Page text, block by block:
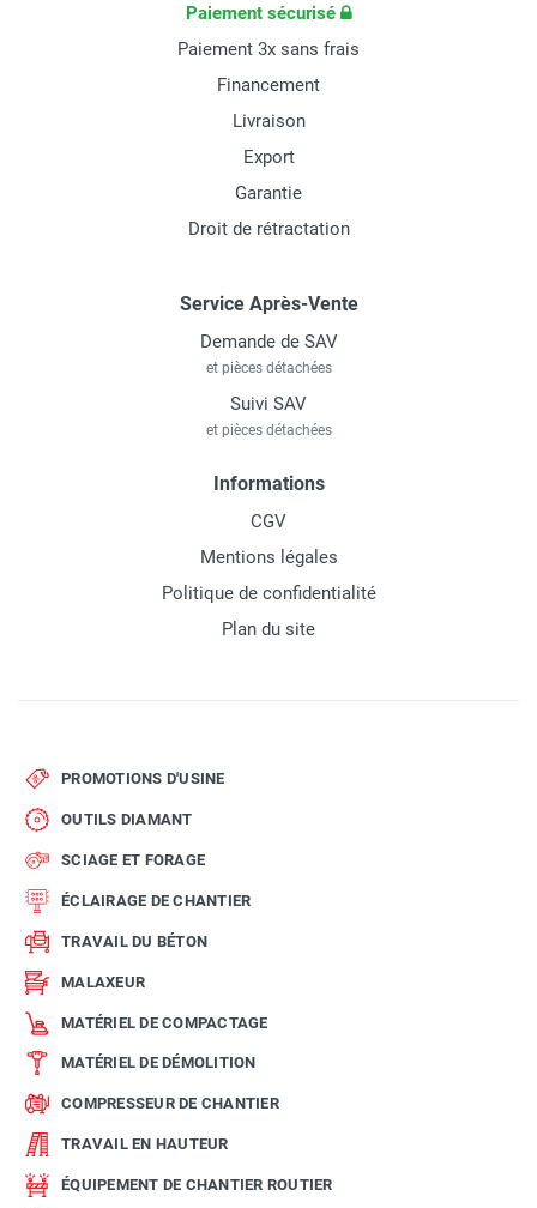
Paiement sécurisé
Paiement 3x sans frais
Financement
Livraison
Export
Garantie
Droit de rétractation
Service Après-Vente
Demande de SAV
et pièces détachées
Suivi SAV
et pièces détachées
Informations
CGV
Mentions légales
Politique de confidentialité
Plan du site
PROMOTIONS D'USINE
OUTILS DIAMANT
SCIAGE ET FORAGE
ÉCLAIRAGE DE CHANTIER
TRAVAIL DU BÉTON
MALAXEUR
MATÉRIEL DE COMPACTAGE
MATÉRIEL DE DÉMOLITION
COMPRESSEUR DE CHANTIER
TRAVAIL EN HAUTEUR
ÉQUIPEMENT DE CHANTIER ROUTIER